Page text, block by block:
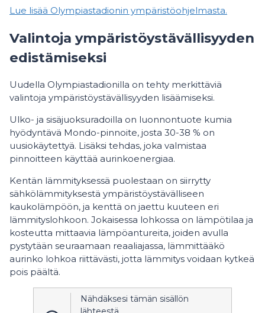
Lue lisää Olympiastadionin ympäristöohjelmasta.
Valintoja ympäristöystävällisyyden
edistämiseksi
Uudella Olympiastadionilla on tehty merkittäviä
valintoja ympäristöystävällisyyden lisäämiseksi.
Ulko- ja sisäjuoksuradoilla on luonnontuote kumia
hyödyntävä Mondo-pinnoite, josta 30-38 % on
uusiokäytettyä. Lisäksi tehdas, joka valmistaa
pinnoitteen käyttää aurinkoenergiaa.
Kentän lämmityksessä puolestaan on siirrytty
sähkölämmityksestä ympäristöystävälliseen
kaukolämpöön, ja kenttä on jaettu kuuteen eri
lämmityslohkoon. Jokaisessa lohkossa on lämpötilaa ja
kosteutta mittaavia lämpöantureita, joiden avulla
pystytään seuraamaan reaaliajassa, lämmittääkö
aurinko lohkoa riittävästi, jotta lämmitys voidaan kytkeä
pois päältä.
Nähdäksesi tämän sisällön